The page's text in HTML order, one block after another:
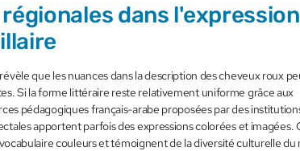
dans
que les nuances dans la description des cheveux roux
Si la forme littéraire reste relativement uniforme grâce aux
pédagogiques français-arabe proposées par des
apportent parfois des expressions colorées et imagées.
couleurs et témoignent de la diversité culturelle du